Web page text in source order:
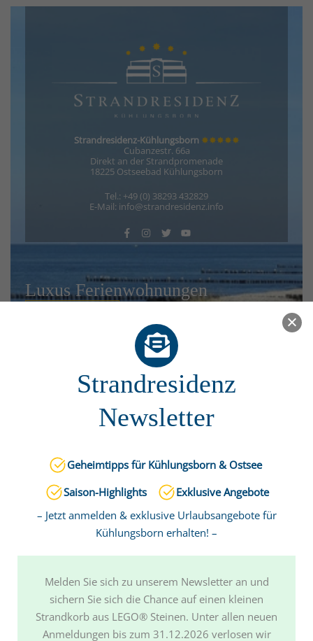
Strandresidenz
Newsletter
Geheimtipps für Kühlungsborn & Ostsee
Saison-Highlights
Exklusive Angebote
– Jetzt anmelden & exklusive Urlaubsangebote für
Kühlungsborn erhalten! –
Melden Sie sich zu unserem Newsletter an und
sichern Sie sich die Chance auf einen kleinen
Strandkorb aus LEGO® Steinen. Unter allen neuen
Anmeldungen bis zum 31.12.2026 verlosen wir
Strandresidenz-Kühlungsborn ✸✸✸✸✸
Cubanzestr. 66a
Direkt an der Strandpromenade
18225 Ostseebad Kühlungsborn
Tel.: +49 (0) 38293 432829
E-Mail: info@strandresidenz.info
Luxus Ferienwohnungen
Ferienwohnungen
Ausstattung
Belegungskalender
Anfahrt
Strandresidenz
Urlaub für Allergiker
Urlaub für Behinderte
5 Sterne Ferienwohnungen
Kühlungsborn
Freizeitangebote im direkten Umfeld
Freizeitaktiviäten in Kühlungsborn